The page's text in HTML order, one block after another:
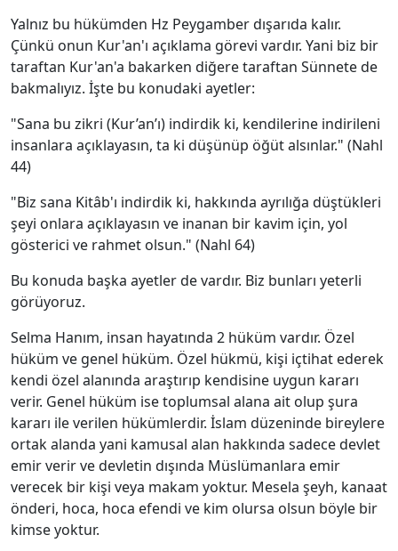
Yalnız bu hükümden Hz Peygamber dışarıda kalır.
Çünkü onun Kur'an'ı açıklama görevi vardır. Yani biz bir
taraftan Kur'an'a bakarken diğere taraftan Sünnete de
bakmalıyız. İşte bu konudaki ayetler:
"Sana bu zikri (Kur’an’ı) indirdik ki, kendilerine indirileni
insanlara açıklayasın, ta ki düşünüp öğüt alsınlar." (Nahl
44)
"Biz sana Kitâb'ı indirdik ki, hakkında ayrılığa düştükleri
şeyi onlara açıklayasın ve inanan bir kavim için, yol
gösterici ve rahmet olsun." (Nahl 64)
Bu konuda başka ayetler de vardır. Biz bunları yeterli
görüyoruz.
Selma Hanım, insan hayatında 2 hüküm vardır. Özel
hüküm ve genel hüküm. Özel hükmü, kişi içtihat ederek
kendi özel alanında araştırıp kendisine uygun kararı
verir. Genel hüküm ise toplumsal alana ait olup şura
kararı ile verilen hükümlerdir. İslam düzeninde bireylere
ortak alanda yani kamusal alan hakkında sadece devlet
emir verir ve devletin dışında Müslümanlara emir
verecek bir kişi veya makam yoktur. Mesela şeyh, kanaat
önderi, hoca, hoca efendi ve kim olursa olsun böyle bir
kimse yoktur.